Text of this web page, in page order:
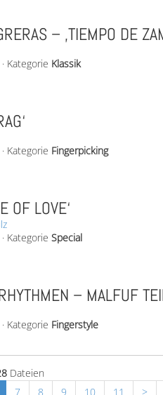
– ‚TIEMPO DE
· Kategorie Klassik
· Kategorie Fingerpicking
OF LOVE‘
· Kategorie Special
– MALFUF
· Kategorie Fingerstyle
Dateien
7 8 9 10 11 >